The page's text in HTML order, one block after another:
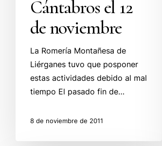
Cántabros el 12
de noviembre
La Romería Montañesa de
Liérganes tuvo que posponer
estas actividades debido al mal
tiempo El pasado fin de…
8 de noviembre de 2011